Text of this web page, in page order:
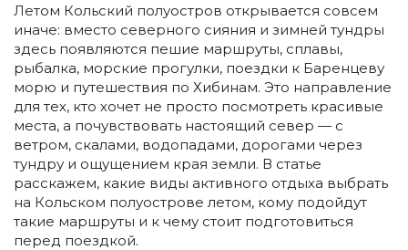
Летом Кольский полуостров открывается совсем
иначе: вместо северного сияния и зимней тундры
здесь появляются пешие маршруты, сплавы,
рыбалка, морские прогулки, поездки к Баренцеву
морю и путешествия по Хибинам. Это направление
для тех, кто хочет не просто посмотреть красивые
места, а почувствовать настоящий север — с
ветром, скалами, водопадами, дорогами через
тундру и ощущением края земли. В статье
расскажем, какие виды активного отдыха выбрать
на Кольском полуострове летом, кому подойдут
такие маршруты и к чему стоит подготовиться
перед поездкой.